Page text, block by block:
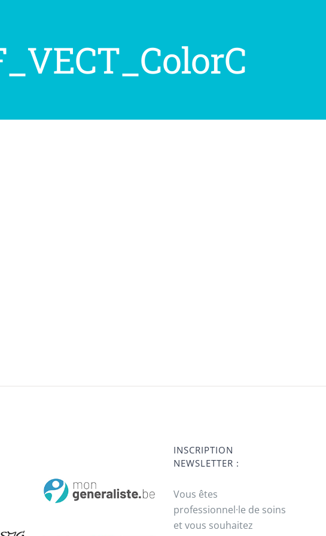
INSCRIPTION
NEWSLETTER :
Vous êtes
professionnel·le de soins
et vous souhaitez